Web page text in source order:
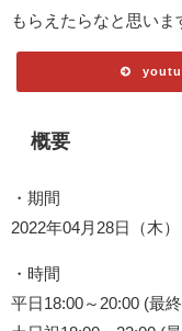
もらえたらなと思いま
概要
・期間
2022年04月28日（木
・時間
平日18:00～20:00 (最